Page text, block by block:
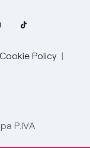
Cookie Policy
P.IVA